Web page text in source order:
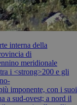
interna della
di
meridionale
i <strong>200 e gli
imponente, con i suoi
a sud-ovest; a nord il